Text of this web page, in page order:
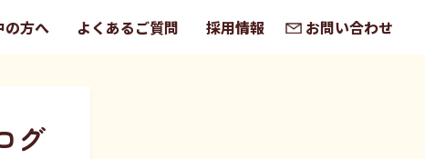
の方へ よくあるご質問 採用情報 お問い合わせ
グ